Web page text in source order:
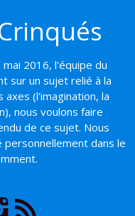
2016, l'équipe du
sur un sujet relié à la
(l'imagination, la
nous voulons faire
de ce sujet. Nous
personnellement dans le